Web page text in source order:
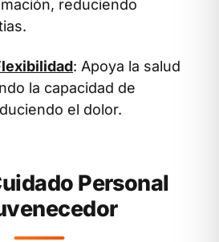
reduciendo
: Apoya la salud
la capacidad de
el dolor.
Personal